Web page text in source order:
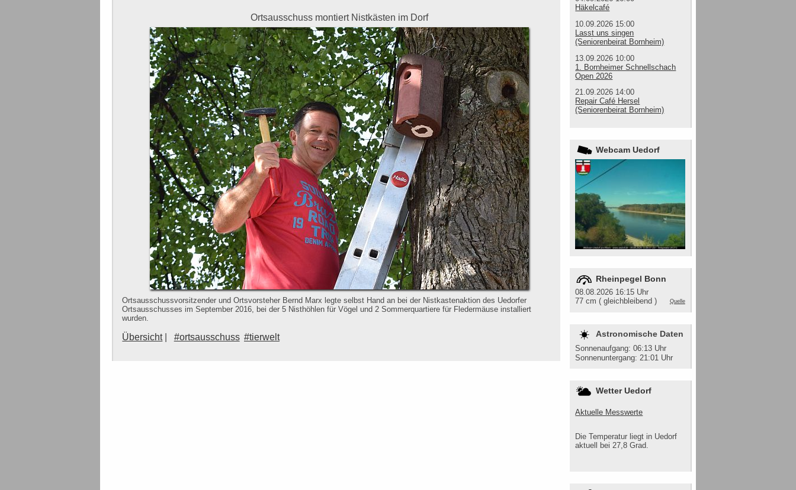
Ortsausschuss montiert Nistkästen im Dorf
Ortsausschussvorsitzender und Ortsvorsteher Bernd Marx legte selbst Hand an bei der Nistkastenaktion des Uedorfer
Ortsausschusses im September 2016, bei der 5 Nisthöhlen für Vögel und 2 Sommerquartiere für Fledermäuse installiert
wurden.
Übersicht #ortsausschuss #tierwelt
Häkelcafé
10.09.2026 15:00
Lasst uns singen
(Seniorenbeirat Bornheim)
13.09.2026 10:00
1. Bornheimer Schnellschach
Open 2026
21.09.2026 14:00
Repair Café Hersel
(Seniorenbeirat Bornheim)
Webcam Uedorf
Rheinpegel Bonn
08.08.2026 16:15 Uhr
77 cm ( gleichbleibend )
Quelle
Astronomische Daten
Sonnenaufgang: 06:13 Uhr
Sonnenuntergang: 21:01 Uhr
Wetter Uedorf
Aktuelle Messwerte
Die Temperatur liegt in Uedorf
aktuell bei 27,8 Grad.